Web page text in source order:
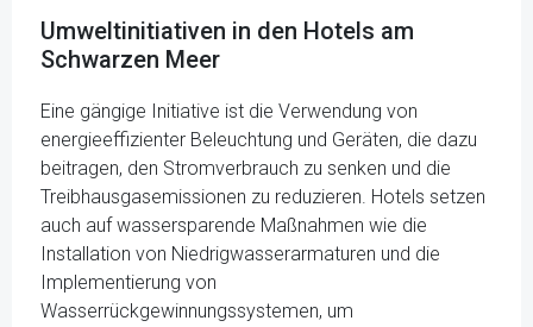
Umweltinitiativen in den Hotels am
Schwarzen Meer
Eine gängige Initiative ist die Verwendung von
energieeffizienter Beleuchtung und Geräten, die dazu
beitragen, den Stromverbrauch zu senken und die
Treibhausgasemissionen zu reduzieren. Hotels setzen
auch auf wassersparende Maßnahmen wie die
Installation von Niedrigwasserarmaturen und die
Implementierung von
Wasserrückgewinnungssystemen, um